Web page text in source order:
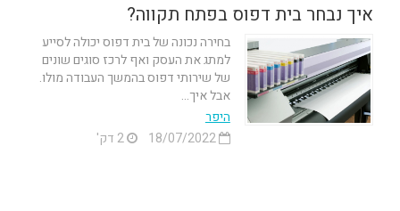
איך נבחר בית דפוס בפתח תקווה?
בחירה נכונה של בית דפוס יכולה לסייע
למתג את העסק ואף לרכז סוגים שונים
של שירותי דפוס בהמשך העבודה מולו.
אבל איך...
היפר
18/07/2022
2 דק'